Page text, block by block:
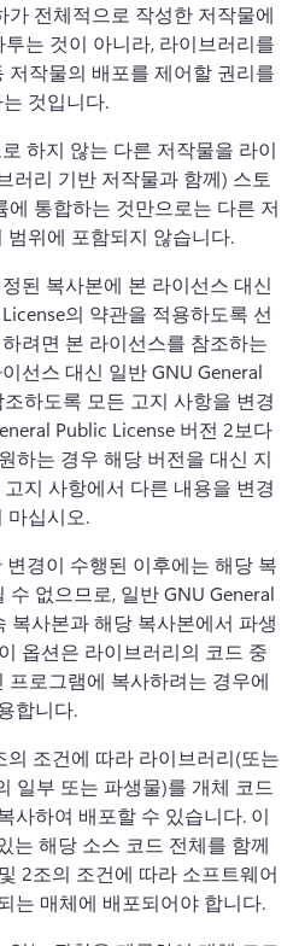
전체적으로 작성한 저작물에
는 것이 아니라, 라이브러리를
저작물의 배포를 제어할 권리를
것입니다.
하지 않는 다른 저작물을 라이
러리 기반 저작물과 함께) 스토
통합하는 것만으로는 다른 저
범위에 포함되지 않습니다.
된 복사본에 본 라이선스 대신
의 약관을 적용하도록 선
려면 본 라이선스를 참조하는
선스 대신 일반 GNU General
하도록 모든 고지 사항을 변경
Public License 버전 2보다
하는 경우 해당 버전을 대신 지
지 사항에서 다른 내용을 변경
마십시오.
경이 수행된 이후에는 해당 복
없으므로, 일반 GNU General
복사본과 해당 복사본에서 파생
이 옵션은 라이브러리의 코드 중
프로그램에 복사하려는 경우에
합니다.
의 조건에 따라 라이브러리(또는
일부 또는 파생물)를 개체 코드
사하여 배포할 수 있습니다. 이
는 해당 소스 코드 전체를 함께
2조의 조건에 따라 소프트웨어
는 매체에 배포되어야 합니다.